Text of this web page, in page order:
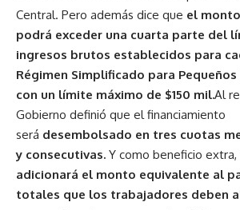
Central. Pero además dice que el
podrá exceder una cuarta parte del
ingresos brutos establecidos para
Régimen Simplificado para
con un límite máximo de $150 mil.Al
Gobierno definió que el financiamiento
será desembolsado en tres cuotas
y consecutivas. Y como beneficio extra,
adicionará el monto equivalente al
totales que los trabajadores deben